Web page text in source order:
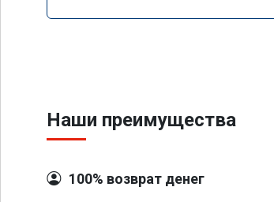
Наши преимущества
100% возврат денег